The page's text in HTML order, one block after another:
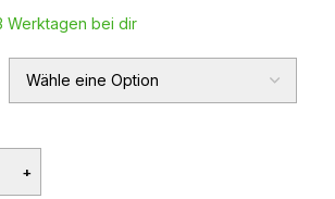
Werktagen bei dir